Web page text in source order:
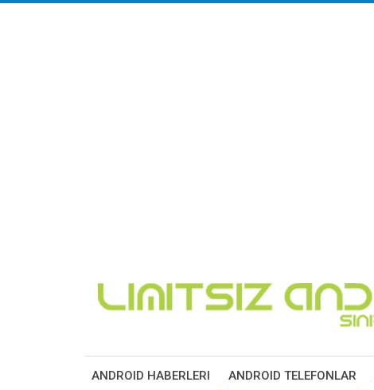
ANDROID HABERLERI ANDROID TELEFONLAR